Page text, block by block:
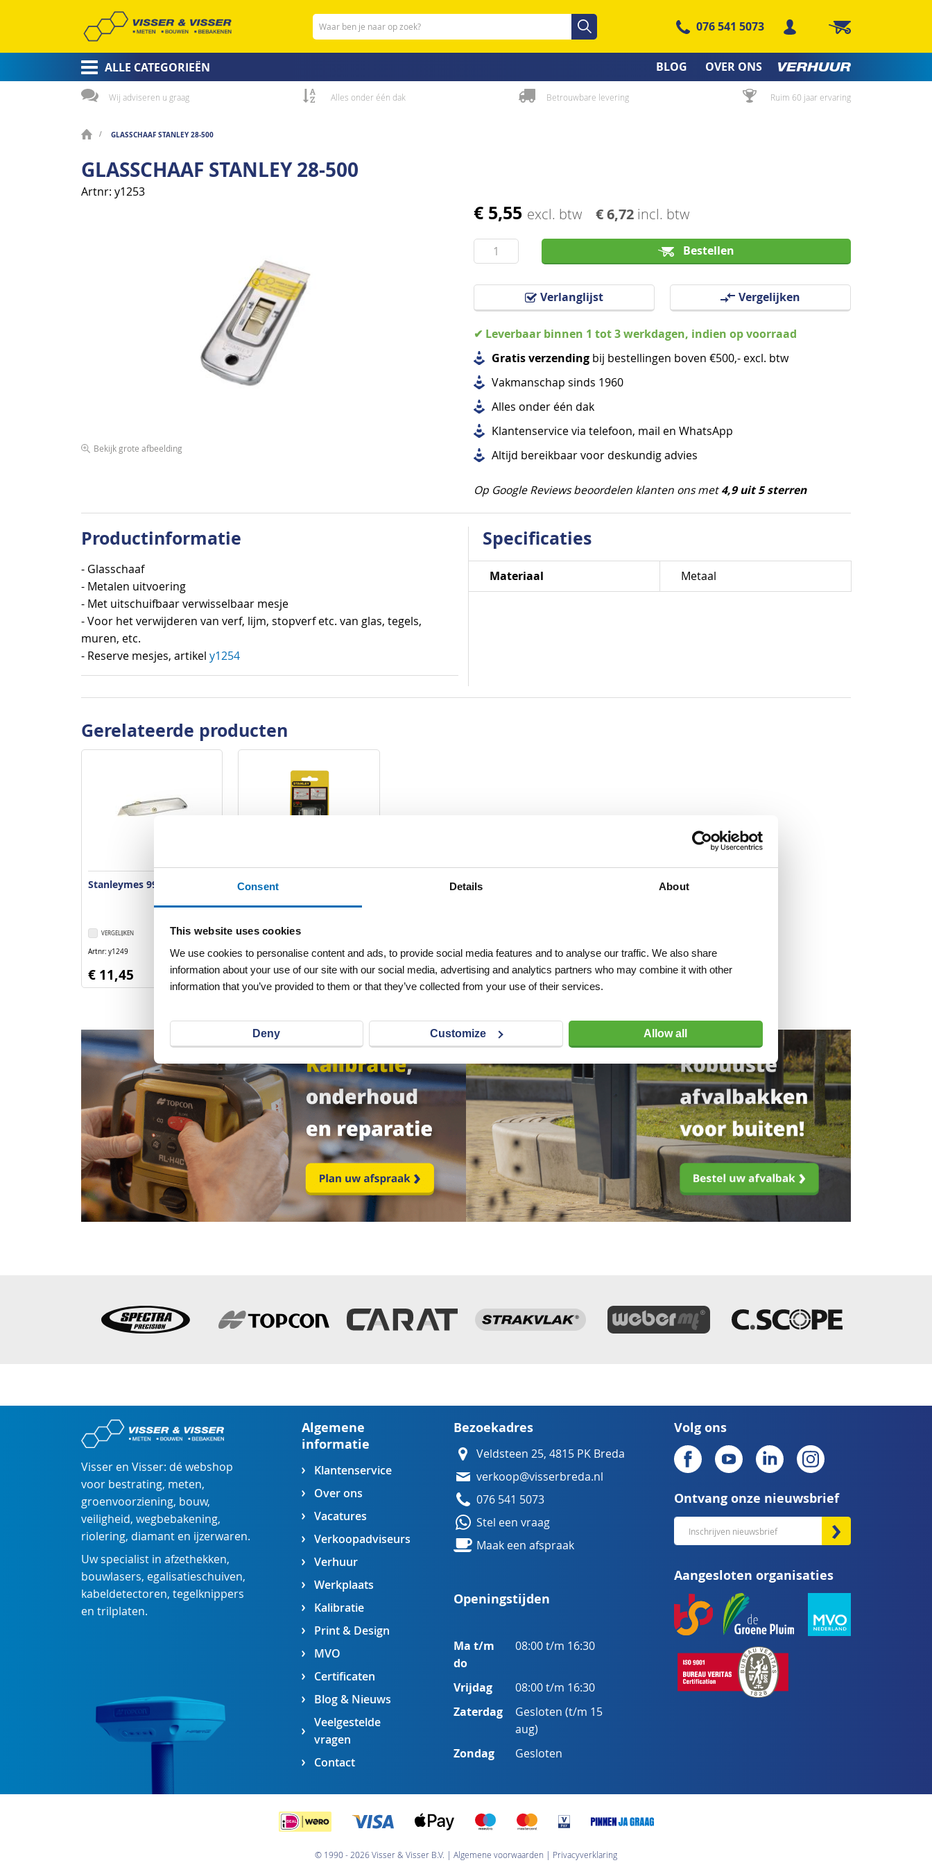
Consent Details About
This website uses cookies
We use cookies to personalise content and ads, to provide social media features and to analyse our traffic. We also share
information about your use of our site with our social media, advertising and analytics partners who may combine it with other
information that you’ve provided to them or that they’ve collected from your use of their services.
Deny Customize Allow all
Zoeken Zoeken
076 541 5073 Winkelwagen
ALLE CATEGORIEËN BLOG OVER ONS
Wij adviseren u graag Alles onder één dak Betrouwbare levering Ruim 60 jaar ervaring
GLASSCHAAF STANLEY 28-500
GLASSCHAAF STANLEY 28-500
Artnr y1253
€ 5,55 excl. btw € 6,72 incl. btw
Bestellen
Verlanglijst Vergelijken
✔ Leverbaar binnen 1 tot 3 werkdagen, indien op voorraad
Gratis verzending bij bestellingen boven €500,- excl. btw
Vakmanschap sinds 1960
Alles onder één dak
Klantenservice via telefoon, mail en WhatsApp
Altijd bereikbaar voor deskundig advies
Op Google Reviews beoordelen klanten ons met4,9 uit 5 sterren
Bekijk grote afbeelding
Ga
de
Productinformatie
- Glasschaaf
- Metalen uitvoering
- Met uitschuifbaar verwisselbaar mesje
- Voor het verwijderen van verf, lijm, stopverf etc. van glas, tegels,
muren, etc.
- Reserve mesjes, artikel y1254
Specificaties
Specificaties
Materiaal Metaal
Gerelateerde producten
Stanleymes 99 universeel
VERLANGLIJST
VERGELIJKEN
Artnr y1249 excl. btw
€ 11,45
Reservemesjes glasschaaf
VERGELIJKEN
Artnr y1254 excl. btw
€ 4,50
Visser en Visser: dé webshop
voor bestrating, meten,
groenvoorziening, bouw,
veiligheid, wegbebakening,
riolering, diamant en ijzerwaren.
Uw specialist in afzethekken,
bouwlasers, egalisatieschuiven,
kabeldetectoren, tegelknippers
en trilplaten.
Algemene
informatie
Klantenservice
Over ons
Vacatures
Verkoopadviseurs
Verhuur
Werkplaats
Kalibratie
Print & Design
MVO
Certificaten
Blog & Nieuws
Veelgestelde
vragen
Contact
Bezoekadres
Veldsteen 25, 4815 PK Breda
verkoop@visserbreda.nl
076 541 5073
Stel een vraag
Maak een afspraak
Openingstijden
Ma t/m
do
08:00 t/m 16:30
Vrijdag 08:00 t/m 16:30
Zaterdag
Gesloten (t/m 15
aug)
Zondag Gesloten
Volg ons
Ontvang onze nieuwsbrief
Abonneer
u
onze
nieuwsbrief
Aangesloten organisaties
© 1990 - 2026 Visser & Visser B.V. Algemene voorwaarden Privacyverklaring